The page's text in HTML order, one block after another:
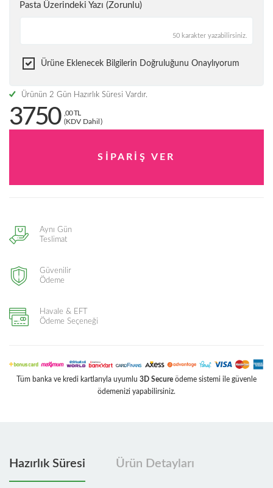
Pasta Üzerindeki Yazı (Zorunlu)
50 karakter yazabilirsiniz.
Ürüne Eklenecek Bilgilerin Doğruluğunu Onaylıyorum
Ürünün 2 Gün Hazırlık Süresi Vardır.
3750
,00 TL
(KDV Dahil)
Aynı Gün
Teslimat
Güvenilir
Ödeme
Havale & EFT
Ödeme Seçeneği
Tüm banka ve kredi kartlarıyla uyumlu 3D Secure ödeme sistemi ile güvenle
ödemenizi yapabilirsiniz.
Hazırlık Süresi Ürün Detayları